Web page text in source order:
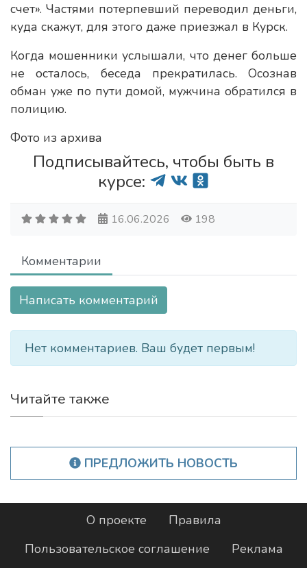
счет». Частями потерпевший переводил деньги,
куда скажут, для этого даже приезжал в Курск.
Когда мошенники услышали, что денег больше
не осталось, беседа прекратилась. Осознав
обман уже по пути домой, мужчина обратился в
полицию.
Фото из архива
Подписывайтесь, чтобы быть в
курсе:
16.06.2026 198
Комментарии
Написать комментарий
Нет комментариев. Ваш будет первым!
Читайте также
ПРЕДЛОЖИТЬ НОВОСТЬ
О проекте
Правила
Пользовательское соглашение
Реклама